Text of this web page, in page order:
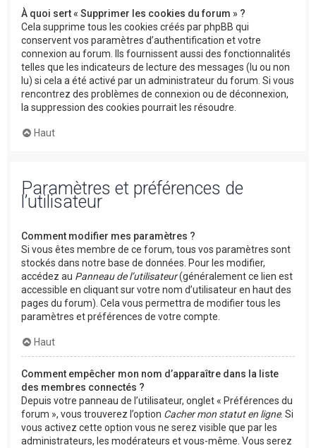
À quoi sert « Supprimer les cookies du forum » ?
Cela supprime tous les cookies créés par phpBB qui
conservent vos paramètres d’authentification et votre
connexion au forum. Ils fournissent aussi des fonctionnalités
telles que les indicateurs de lecture des messages (lu ou non
lu) si cela a été activé par un administrateur du forum. Si vous
rencontrez des problèmes de connexion ou de déconnexion,
la suppression des cookies pourrait les résoudre.
Haut
Paramètres et préférences de
l’utilisateur
Comment modifier mes paramètres ?
Si vous êtes membre de ce forum, tous vos paramètres sont
stockés dans notre base de données. Pour les modifier,
accédez au Panneau de l’utilisateur(généralement ce lien est
accessible en cliquant sur votre nom d’utilisateur en haut des
pages du forum). Cela vous permettra de modifier tous les
paramètres et préférences de votre compte.
Haut
Comment empêcher mon nom d’apparaître dans la liste
des membres connectés ?
Depuis votre panneau de l’utilisateur, onglet « Préférences du
forum », vous trouverez l’option Cacher mon statut en ligne. Si
vous activez cette option vous ne serez visible que par les
administrateurs, les modérateurs et vous-même. Vous serez